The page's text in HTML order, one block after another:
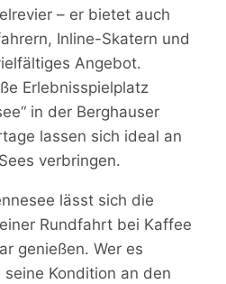
– er bietet auch
Inline-Skatern und
Angebot.
Erlebnisspielplatz
in der Berghauser
lassen sich ideal an
verbringen.
lässt sich die
Rundfahrt bei Kaffee
genießen. Wer es
Kondition an den